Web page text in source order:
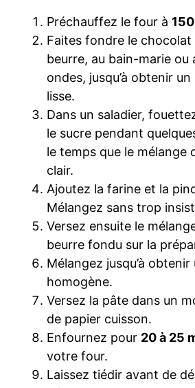
Préchauffez le four à
Faites fondre le chocolat
beurre, au bain-marie ou
ondes, jusqu’à obtenir
lisse.
Dans un saladier,
le sucre pendant
le temps que le mélange
clair.
Ajoutez la farine et la
Mélangez sans trop
Versez ensuite le
beurre fondu sur la
Mélangez jusqu’à
homogène.
Versez la pâte dans un
de papier cuisson.
Enfournez pour 20 à 25
votre four.
Laissez tiédir avant de